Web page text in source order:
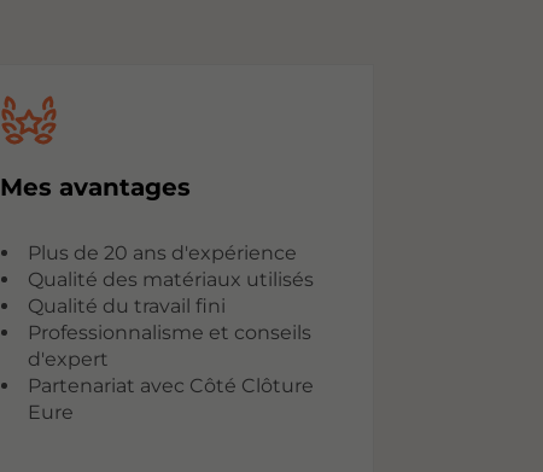
Mes avantages
Plus de 20 ans d'expérience
Qualité des matériaux utilisés
Qualité du travail fini
Professionnalisme et conseils
d'expert
Partenariat avec Côté Clôture
Eure